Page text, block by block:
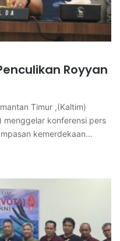
Royyan
Timur ,(Kaltim)
menggelar konferensi pers
kemerdekaan…